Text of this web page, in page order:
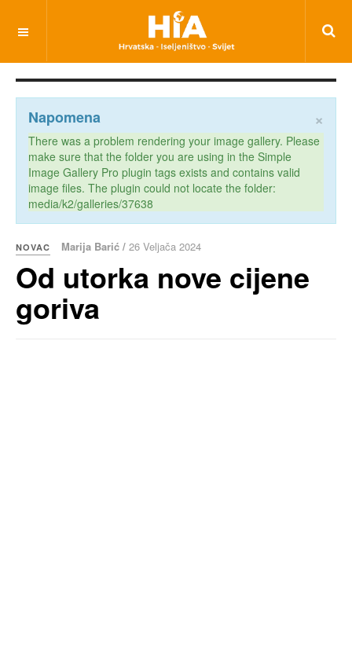
×
Napomena
There was a problem rendering your image gallery. Please
make sure that the folder you are using in the Simple
Image Gallery Pro plugin tags exists and contains valid
image files. The plugin could not locate the folder:
media/k2/galleries/37638
NOVAC Marija Barić / 26 Veljača 2024
Od utorka nove cijene
goriva